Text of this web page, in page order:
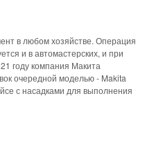
в любом хозяйстве. Операция
и в автомастерских, и при
году компания Макита
очередной моделью - Makita
с насадками для выполнения